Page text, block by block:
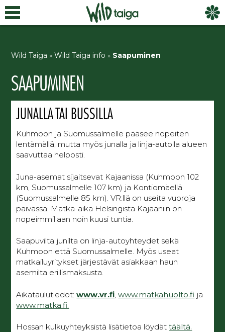
Wild Taiga »Wild Taiga info » Saapuminen
SAAPUMINEN
JUNALLA TAI BUSSILLA
Kuhmoon ja Suomussalmelle pääsee nopeiten
lentämällä, mutta myös junalla ja linja-autolla alueen
saavuttaa helposti.
Juna-asemat sijaitsevat Kajaanissa (Kuhmoon 102
km, Suomussalmelle 107 km) ja Kontiomäellä
(Suomussalmelle 85 km). VR:llä on useita vuoroja
päivässä. Matka-aika Helsingistä Kajaaniin on
nopeimmillaan noin kuusi tuntia.
Saapuvilta junilta on linja-autoyhteydet sekä
Kuhmoon että Suomussalmelle. Myös useat
matkailuyritykset järjestävät asiakkaan haun
asemilta erillismaksusta.
Aikataulutiedot:www.vr.fi ,www.matkahuolto.fi ja
www.matka.fi.
Hossan kulkuyhteyksistä lisätietoa löydättäältä.